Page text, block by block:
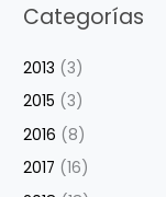
Categorías
2013 (3)
2015 (3)
2016 (8)
2017 (16)